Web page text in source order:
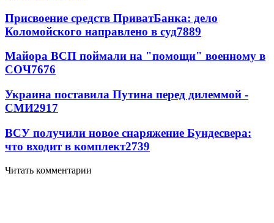
Присвоение средств ПриватБанка: дело
Коломойского направлено в суд7889
Майора ВСП поймали на "помощи" военному в
СОЧ7676
Украина поставила Путина перед дилеммой -
СМИ2917
ВСУ получили новое снаряжение Бундесвера:
что входит в комплект2739
Читать комментарии